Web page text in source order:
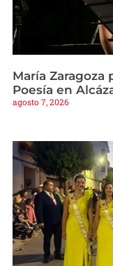
María
Poesía en
agosto 7, 2026